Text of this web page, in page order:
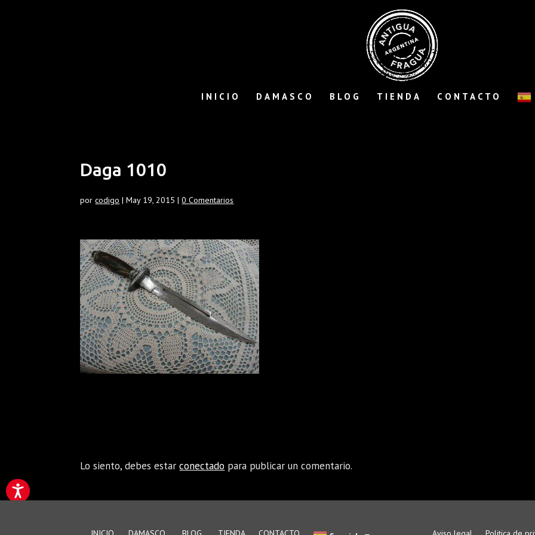
INICIO DAMASCO BLOG TIENDA CONTACTO
Daga 1010
porcodigo |May 19, 2015 |0 Comentarios
Lo siento, debes estarconectado para publicar un comentario.